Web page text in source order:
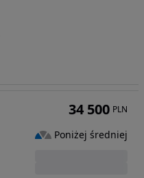
34 500 PLN
Poniżej średniej